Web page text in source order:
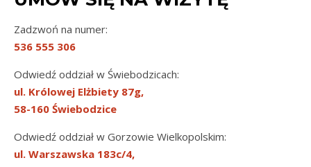
Zadzwoń na numer:
536 555 306
Odwiedź oddział w Świebodzicach:
ul. Królowej Elżbiety 87g,
58-160 Świebodzice
Odwiedź oddział w Gorzowie Wielkopolskim:
ul. Warszawska 183c/4,